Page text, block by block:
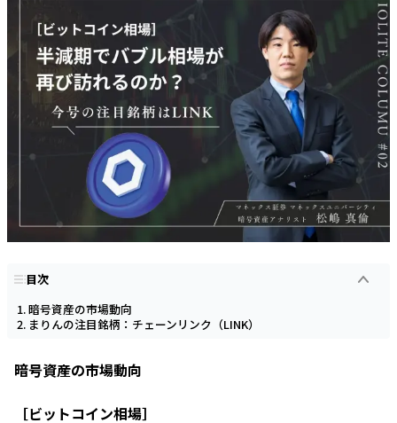
目次
暗号資産の市場動向
まりんの注目銘柄：チェーンリンク（LINK）
暗号資産の市場動向
［ビットコイン相場］